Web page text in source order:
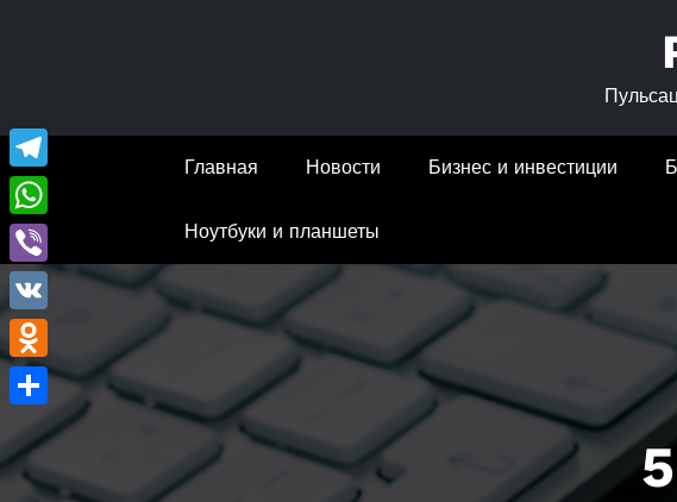
Главная Новости Бизнес и инвестиции
Ноутбуки и планшеты
Telegram
WhatsApp
Viber
VK
Odnoklassniki
Отправить